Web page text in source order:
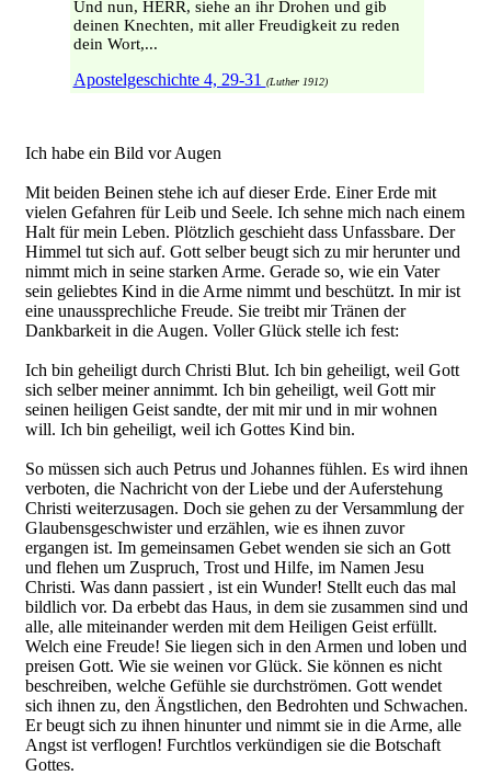
Und nun, HERR, siehe an ihr Drohen und gib
deinen Knechten, mit aller Freudigkeit zu reden
dein Wort,...
Apostelgeschichte 4, 29-31 (Luther 1912)
Ich habe ein Bild vor Augen
Mit beiden Beinen stehe ich auf dieser Erde. Einer Erde mit
vielen Gefahren für Leib und Seele. Ich sehne mich nach einem
Halt für mein Leben. Plötzlich geschieht dass Unfassbare. Der
Himmel tut sich auf. Gott selber beugt sich zu mir herunter und
nimmt mich in seine starken Arme. Gerade so, wie ein Vater
sein geliebtes Kind in die Arme nimmt und beschützt. In mir ist
eine unaussprechliche Freude. Sie treibt mir Tränen der
Dankbarkeit in die Augen. Voller Glück stelle ich fest:
Ich bin geheiligt durch Christi Blut. Ich bin geheiligt, weil Gott
sich selber meiner annimmt. Ich bin geheiligt, weil Gott mir
seinen heiligen Geist sandte, der mit mir und in mir wohnen
will. Ich bin geheiligt, weil ich Gottes Kind bin.
So müssen sich auch Petrus und Johannes fühlen. Es wird ihnen
verboten, die Nachricht von der Liebe und der Auferstehung
Christi weiterzusagen. Doch sie gehen zu der Versammlung der
Glaubensgeschwister und erzählen, wie es ihnen zuvor
ergangen ist. Im gemeinsamen Gebet wenden sie sich an Gott
und flehen um Zuspruch, Trost und Hilfe, im Namen Jesu
Christi. Was dann passiert , ist ein Wunder! Stellt euch das mal
bildlich vor. Da erbebt das Haus, in dem sie zusammen sind und
alle, alle miteinander werden mit dem Heiligen Geist erfüllt.
Welch eine Freude! Sie liegen sich in den Armen und loben und
preisen Gott. Wie sie weinen vor Glück. Sie können es nicht
beschreiben, welche Gefühle sie durchströmen. Gott wendet
sich ihnen zu, den Ängstlichen, den Bedrohten und Schwachen.
Er beugt sich zu ihnen hinunter und nimmt sie in die Arme, alle
Angst ist verflogen! Furchtlos verkündigen sie die Botschaft
Gottes.